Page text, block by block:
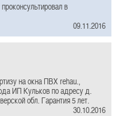
в
09.11.2016
на окна ПВХ rehau.,
ИП Кульков по адресу д.
обл. Гарантия 5 лет.
30.10.2016